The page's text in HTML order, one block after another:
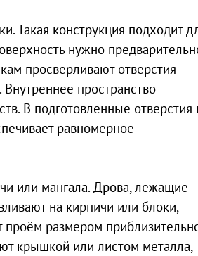
Такая конструкция подходит
нужно
просверливают отверстия
пространство
В подготовленные отверстия
равномерное
или мангала. Дрова, лежащие
на кирпичи или блоки,
проём размером
крышкой или листом металла,